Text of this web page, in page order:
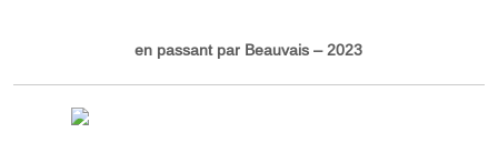
en passant par Beauvais – 2023